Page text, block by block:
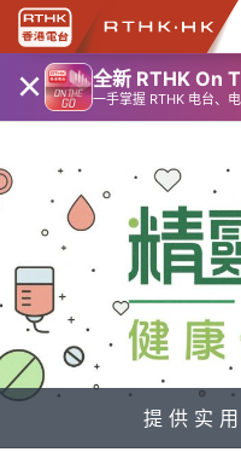
× 全新 RTHK On
一手掌握 RTHK 电台、
提供实